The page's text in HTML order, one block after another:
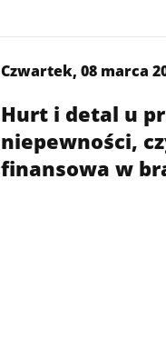
Czwartek, 08 marca
Hurt i detal u
niepewności,
finansowa w